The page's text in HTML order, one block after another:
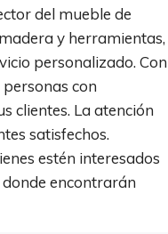
del mueble de
y herramientas,
personalizado. Con
con
clientes. La atención
satisfechos.
estén interesados
encontrarán